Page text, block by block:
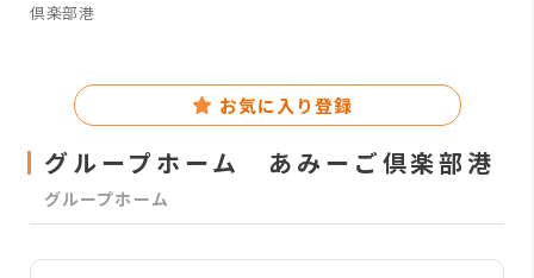
倶楽部港
お気に入り登録
グループホーム あみーご倶楽部港
グループホーム